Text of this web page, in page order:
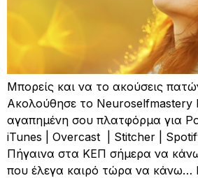
Μπορείς και να το ακούσεις
Ακολούθησε το Neuroselfmastery
αγαπημένη σου πλατφόρμα για
iTunes | Overcast | Stitcher |
Πήγαινα στα ΚΕΠ σήμερα να κάνω
που έλεγα καιρό τώρα να κάνω…